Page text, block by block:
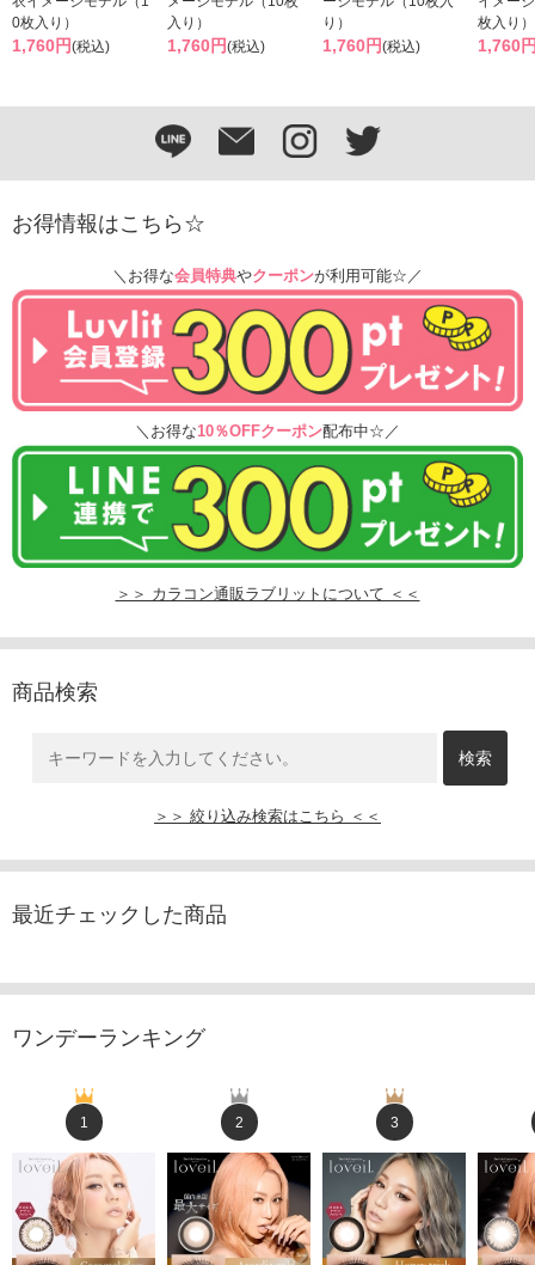
0枚入り）
1,760円(税込)
入り）
1,760円(税込)
り）
1,760円(税込)
枚入り）
1,760
お得情報はこちら☆
＼お得な会員特典やクーポンが利用可能☆／
＼お得な10％OFFクーポン配布中☆／
＞＞ カラコン通販ラブリットについて ＜＜
商品検索
＞＞ 絞り込み検索はこちら ＜＜
最近チェックした商品
ワンデーランキング
1 2 3